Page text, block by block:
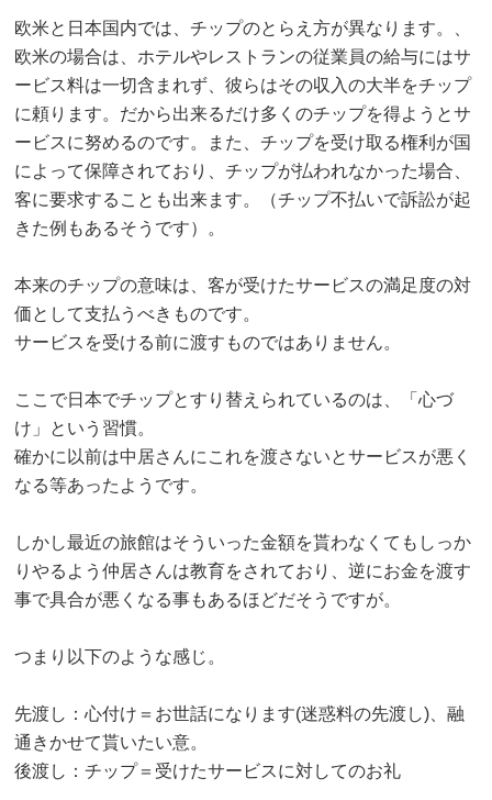
欧米と日本国内では、チップのとらえ方が異なります。、
欧米の場合は、ホテルやレストランの従業員の給与にはサ
ービス料は一切含まれず、彼らはその収入の大半をチップ
に頼ります。だから出来るだけ多くのチップを得ようとサ
ービスに努めるのです。また、チップを受け取る権利が国
によって保障されており、チップが払われなかった場合、
客に要求することも出来ます。（チップ不払いで訴訟が起
きた例もあるそうです）。
本来のチップの意味は、客が受けたサービスの満足度の対
価として支払うべきものです。
サービスを受ける前に渡すものではありません。
ここで日本でチップとすり替えられているのは、「心づ
け」という習慣。
確かに以前は中居さんにこれを渡さないとサービスが悪く
なる等あったようです。
しかし最近の旅館はそういった金額を貰わなくてもしっか
りやるよう仲居さんは教育をされており、逆にお金を渡す
事で具合が悪くなる事もあるほどだそうですが。
つまり以下のような感じ。
先渡し：心付け＝お世話になります(迷惑料の先渡し)、融
通きかせて貰いたい意。
後渡し：チップ＝受けたサービスに対してのお礼